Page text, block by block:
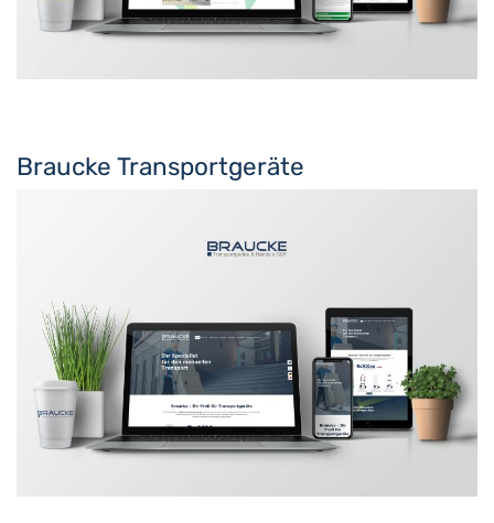
Braucke Transportgeräte